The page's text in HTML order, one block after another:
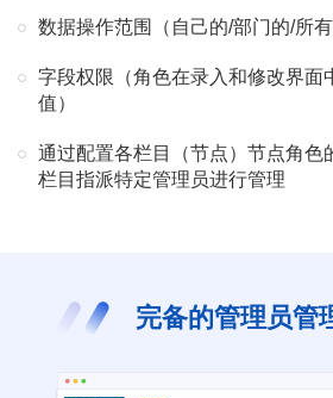
数据操作范围（自己的/部门的/所有
字段权限（角色在录入和修改界面
值）
通过配置各栏目（节点）节点角色
栏目指派特定管理员进行管理
完备的管理员管